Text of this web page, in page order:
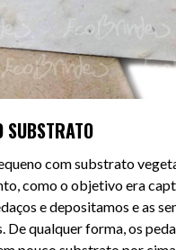
SUBSTRATO
com substrato
como o objetivo era
e depositamos e as
De qualquer forma, os